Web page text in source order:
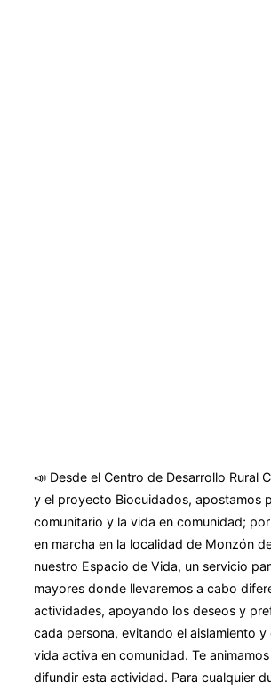
📣 Desde el Centro de Desarrollo Rural
y el proyecto Biocuidados, apostamos
comunitario y la vida en comunidad;
en marcha en la localidad de Monzón
nuestro Espacio de Vida, un servicio
mayores donde llevaremos a cabo
actividades, apoyando los deseos y
cada persona, evitando el aislamiento
vida activa en comunidad. Te
difundir esta actividad. Para cualquier